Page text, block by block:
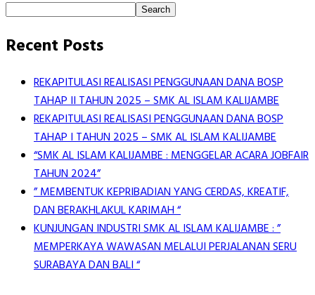
Search
Recent Posts
REKAPITULASI REALISASI PENGGUNAAN DANA BOSP
TAHAP II TAHUN 2025 – SMK AL ISLAM KALIJAMBE
REKAPITULASI REALISASI PENGGUNAAN DANA BOSP
TAHAP I TAHUN 2025 – SMK AL ISLAM KALIJAMBE
“SMK AL ISLAM KALIJAMBE : MENGGELAR ACARA JOBFAIR
TAHUN 2024”
” MEMBENTUK KEPRIBADIAN YANG CERDAS, KREATIF,
DAN BERAKHLAKUL KARIMAH “
KUNJUNGAN INDUSTRI SMK AL ISLAM KALIJAMBE : ”
MEMPERKAYA WAWASAN MELALUI PERJALANAN SERU
SURABAYA DAN BALI “